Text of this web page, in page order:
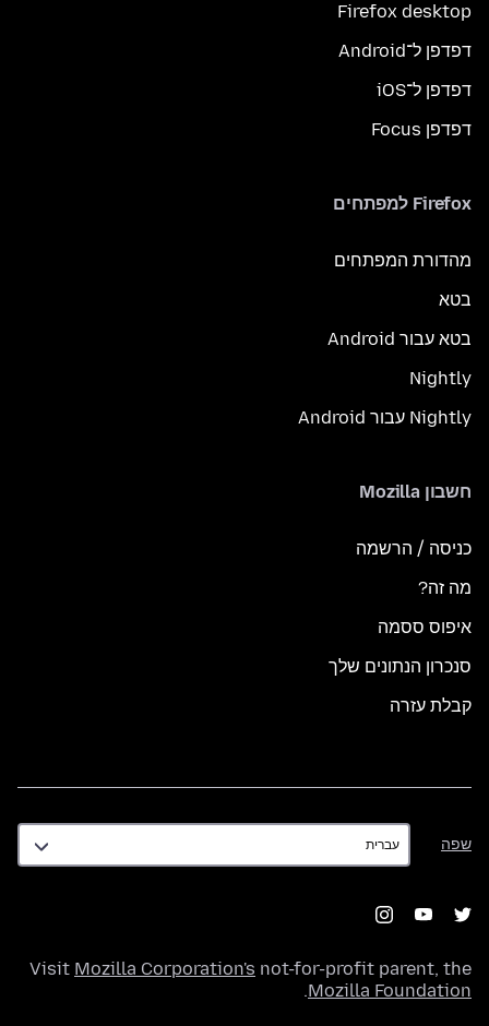
Firefox desktop
דפדפן ל־Android
דפדפן ל־iOS
דפדפן Focus
Firefox למפתחים
מהדורת המפתחים
בטא
בטא עבור Android
Nightly
Nightly עבור Android
חשבון Mozilla
כניסה / הרשמה
מה זה?
איפוס ססמה
סנכרון הנתונים שלך
קבלת עזרה
שפה
שפה
Visit Mozilla Corporation's not-for-profit parent, the
Mozilla Foundation
.